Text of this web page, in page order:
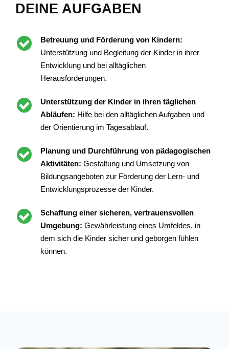
DEINE AUFGABEN
Betreuung und Förderung von Kindern:
Unterstützung und Begleitung der Kinder in ihrer
Entwicklung und bei alltäglichen
Herausforderungen.
Unterstützung der Kinder in ihren täglichen
Abläufen: Hilfe bei den alltäglichen Aufgaben und
der Orientierung im Tagesablauf.
Planung und Durchführung von pädagogischen
Aktivitäten: Gestaltung und Umsetzung von
Bildungsangeboten zur Förderung der Lern- und
Entwicklungsprozesse der Kinder.
Schaffung einer sicheren, vertrauensvollen
Umgebung: Gewährleistung eines Umfeldes, in
dem sich die Kinder sicher und geborgen fühlen
können.